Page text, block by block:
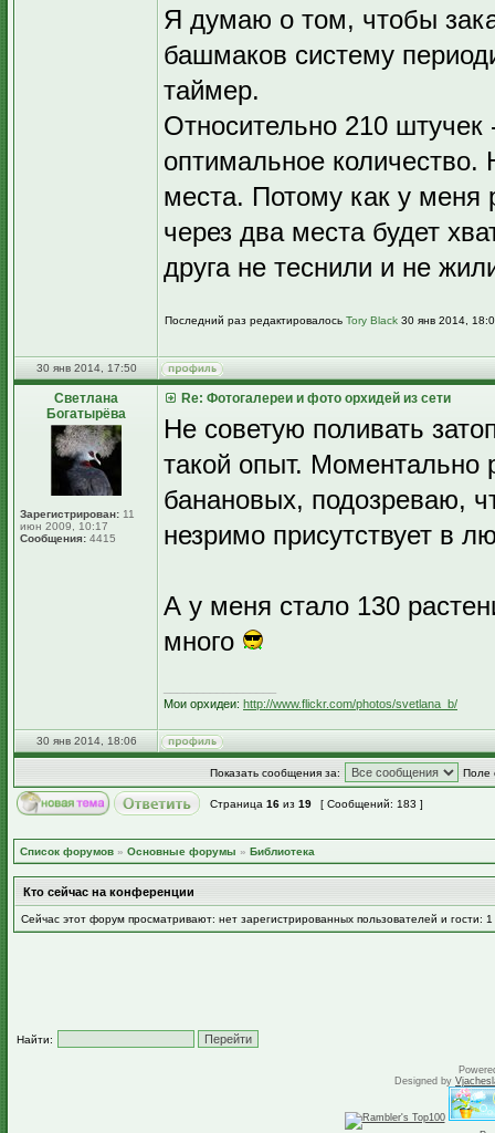
Я думаю о том, чтобы
башмаков систему
таймер.
Относительно 210 штучек
оптимальное количество.
места. Потому как у меня
через два места будет
друга не теснили и не
Последний раз редактировалось Tory Black 30 янв 2014,
30 янв 2014, 17:50
Светлана
Богатырёва
Зарегистрирован: 11
июн 2009, 10:17
Сообщения: 4415
Re: Фотогалереи и фото орхидей из сети
Не советую поливать
такой опыт. Моментально
банановых, подозреваю,
незримо присутствует в
А у меня стало 130
много
Мои орхидеи: http://www.flickr.com/photos/svetlana_b/
30 янв 2014, 18:06
Показать сообщения за: Поле
Страница 16 из 19 [ Сообщений: 183 ]
Список форумов » Основные форумы » Библиотека
Кто сейчас на конференции
Сейчас этот форум просматривают: нет зарегистрированных пользователей и гости: 1
Найти:
Designed by